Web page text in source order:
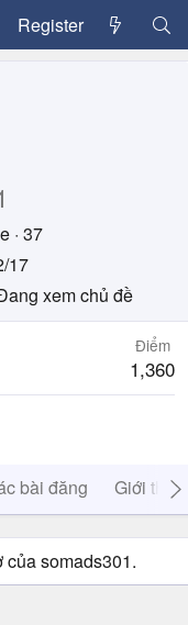
Register
· 37
17
xem chủ đề
Điểm
1,360
bài đăng Giới thiệu
của somads301.